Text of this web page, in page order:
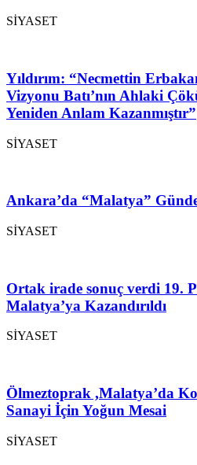
SİYASET
Yıldırım: “Necmettin
Vizyonu Batı’nın Ahlaki
Yeniden Anlam Kazanmıştır”
SİYASET
Ankara’da “Malatya”
SİYASET
Ortak irade sonuç verdi 19.
Malatya’ya Kazandırıldı
SİYASET
Ölmeztoprak ,Malatya’da
Sanayi İçin Yoğun Mesai
SİYASET